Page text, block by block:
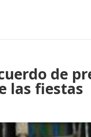
de
las fiestas